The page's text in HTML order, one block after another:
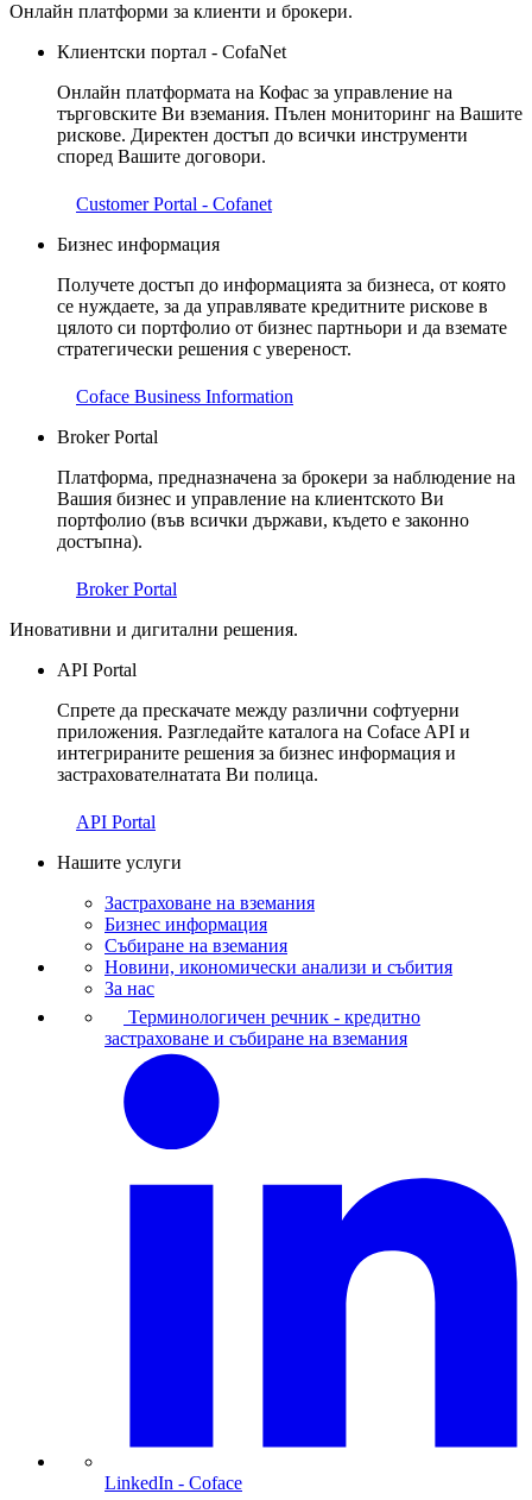
Онлайн платформи за клиенти и брокери.
Клиентски портал - CofaNet
Онлайн платформата на Кофас за управление на
търговските Ви вземания. Пълен мониторинг на Вашите
рискове. Директен достъп до всички инструменти
според Вашите договори.
Customer Portal - Cofanet
Бизнес информация
Получете достъп до информацията за бизнеса, от която
се нуждаете, за да управлявате кредитните рискове в
цялото си портфолио от бизнес партньори и да вземате
стратегически решения с увереност.
Coface Business Information
Broker Portal
Платформа, предназначена за брокери за наблюдение на
Вашия бизнес и управление на клиентското Ви
портфолио (във всички държави, където е законно
достъпна).
Broker Portal
Иновативни и дигитални решения.
API Portal
Спрете да прескачате между различни софтуерни
приложения. Разгледайте каталога на Coface API и
интегрираните решения за бизнес информация и
застрахователнатата Ви полица.
API Portal
Нашите услуги
Застраховане на вземания
Бизнес информация
Събиране на вземания
Новини, икономически анализи и събития
За нас
Терминологичен речник - кредитно
застраховане и събиране на вземания
LinkedIn - Coface